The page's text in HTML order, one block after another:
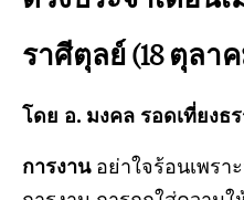
ราศีตุลย์ (18 ตุลา
โดย อ. มงคล รอดเที่ยงธ
การงานอย่าใจร้อนเพรา